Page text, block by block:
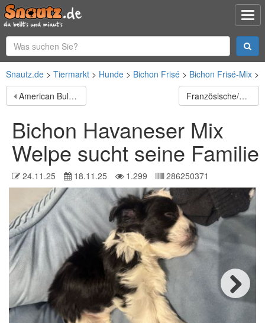
Snautz.de Tiermarkt Hunde Bichon Frisé Bichon Frisé-Mix
American Bully Pocket Welpen
Französische/Old englische Bulldogge
Bichon Havaneser Mix
Welpe sucht seine Familie
24.11.25 18.11.25 1.299 286250371